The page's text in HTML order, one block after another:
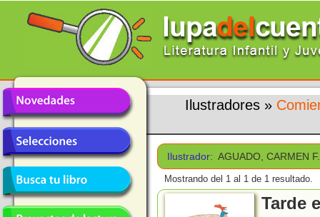
Ilustradores »
Ilustrador: AGUADO, CARMEN F.
Mostrando del 1 al 1 de 1 resultado.
Tarde